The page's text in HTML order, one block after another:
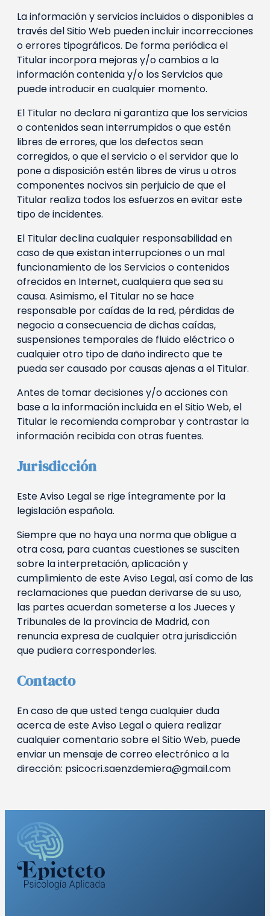
La información y servicios incluidos o disponibles a
través del Sitio Web pueden incluir incorrecciones
o errores tipográficos. De forma periódica el
Titular incorpora mejoras y/o cambios a la
información contenida y/o los Servicios que
puede introducir en cualquier momento.
El Titular no declara ni garantiza que los servicios
o contenidos sean interrumpidos o que estén
libres de errores, que los defectos sean
corregidos, o que el servicio o el servidor que lo
pone a disposición estén libres de virus u otros
componentes nocivos sin perjuicio de que el
Titular realiza todos los esfuerzos en evitar este
tipo de incidentes.
El Titular declina cualquier responsabilidad en
caso de que existan interrupciones o un mal
funcionamiento de los Servicios o contenidos
ofrecidos en Internet, cualquiera que sea su
causa. Asimismo, el Titular no se hace
responsable por caídas de la red, pérdidas de
negocio a consecuencia de dichas caídas,
suspensiones temporales de fluido eléctrico o
cualquier otro tipo de daño indirecto que te
pueda ser causado por causas ajenas a el Titular.
Antes de tomar decisiones y/o acciones con
base a la información incluida en el Sitio Web, el
Titular le recomienda comprobar y contrastar la
información recibida con otras fuentes.
Jurisdicción
Este Aviso Legal se rige íntegramente por la
legislación española.
Siempre que no haya una norma que obligue a
otra cosa, para cuantas cuestiones se susciten
sobre la interpretación, aplicación y
cumplimiento de este Aviso Legal, así como de las
reclamaciones que puedan derivarse de su uso,
las partes acuerdan someterse a los Jueces y
Tribunales de la provincia de Madrid, con
renuncia expresa de cualquier otra jurisdicción
que pudiera corresponderles.
Contacto
En caso de que usted tenga cualquier duda
acerca de este Aviso Legal o quiera realizar
cualquier comentario sobre el Sitio Web, puede
enviar un mensaje de correo electrónico a la
dirección: psicocri.saenzdemiera@gmail.com